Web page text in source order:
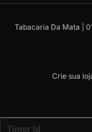
Tabacaria Da Mata |
Crie sua
Timer Id